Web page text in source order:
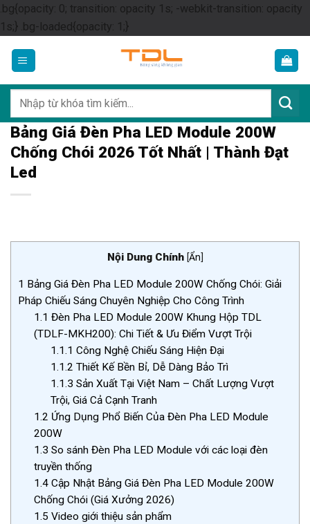
.bg{opacity: 0; transition: opacity 1s; -webkit-transition: opacity
1s;} .bg-loaded{opacity: 1;}Skip
content
kiếm:
Bảng Giá Đèn Pha LED Module 200W
Chống Chói 2026 Tốt Nhất | Thành Đạt
Led
Nội Dung Chính [Ẩn]
1 Bảng Giá Đèn Pha LED Module 200W Chống Chói: Giải
Pháp Chiếu Sáng Chuyên Nghiệp Cho Công Trình
1.1 Đèn Pha LED Module 200W Khung Hộp TDL
(TDLF-MKH200): Chi Tiết & Ưu Điểm Vượt Trội
1.1.1 Công Nghệ Chiếu Sáng Hiện Đại
1.1.2 Thiết Kế Bền Bỉ, Dễ Dàng Bảo Trì
1.1.3 Sản Xuất Tại Việt Nam – Chất Lượng Vượt
Trội, Giá Cả Cạnh Tranh
1.2 Ứng Dụng Phổ Biến Của Đèn Pha LED Module
200W
1.3 So sánh Đèn Pha LED Module với các loại đèn
truyền thống
1.4 Cập Nhật Bảng Giá Đèn Pha LED Module 200W
Chống Chói (Giá Xưởng 2026)
1.5 Video giới thiệu sản phẩm